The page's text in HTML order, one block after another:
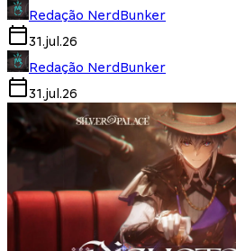
Redação NerdBunker
31.jul.26
Redação NerdBunker
31.jul.26